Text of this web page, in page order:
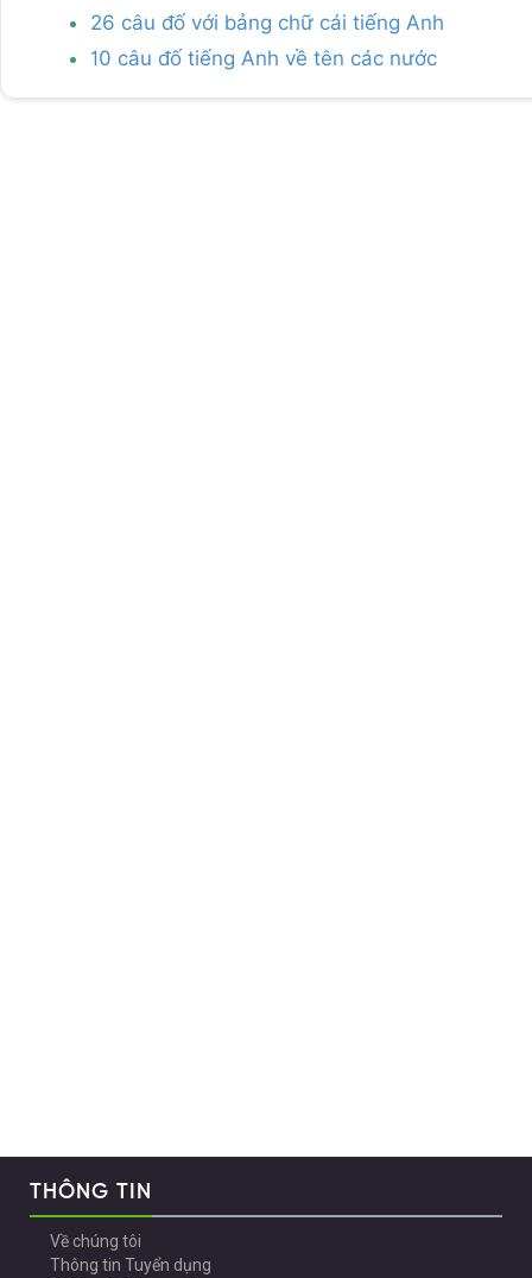
26 câu đố với bảng chữ cái tiếng Anh
10 câu đố tiếng Anh về tên các nước
THÔNG TIN
Về chúng tôi
Thông tin Tuyển dụng